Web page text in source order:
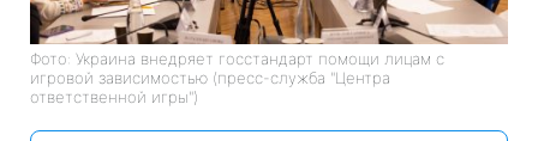
Фото: Украина внедряет госстандарт помощи лицам с
игровой зависимостью (пресс-служба "Центра
ответственной игры")